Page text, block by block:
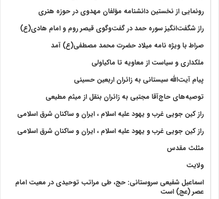
رونمایی از نخستین دانشنامه مؤلفان مهدوی در حوزه هنری
راز شگفت‌انگیز سوره حمد در گفت‌وگوی قیصر روم و امام هادی(ع)
صراط با ویژه نامه میلاد حضرت محمد مصطفی(ع) آمد
ملکداری و سیاست از معاویه تا ماکیاولی
پیام آیت‌الله سیستانی به زائران اربعین حسینی
توصیه‌های حاج‌آقا مجتبی به زائران بنقل از میثم مطیعی
راز کین جویی غرب و یهود علیه اسلام ، ایران و ساکنان شرق اسلامی
راز کین جویی غرب و یهود علیه اسلام ، ایران و ساکنان شرق اسلامی
مثلث مقدس
ولايت‏
اسماعیل شفیعی سروستانی: حج، طی مراتب توحیدی در معیت امام
عصر (عج) است